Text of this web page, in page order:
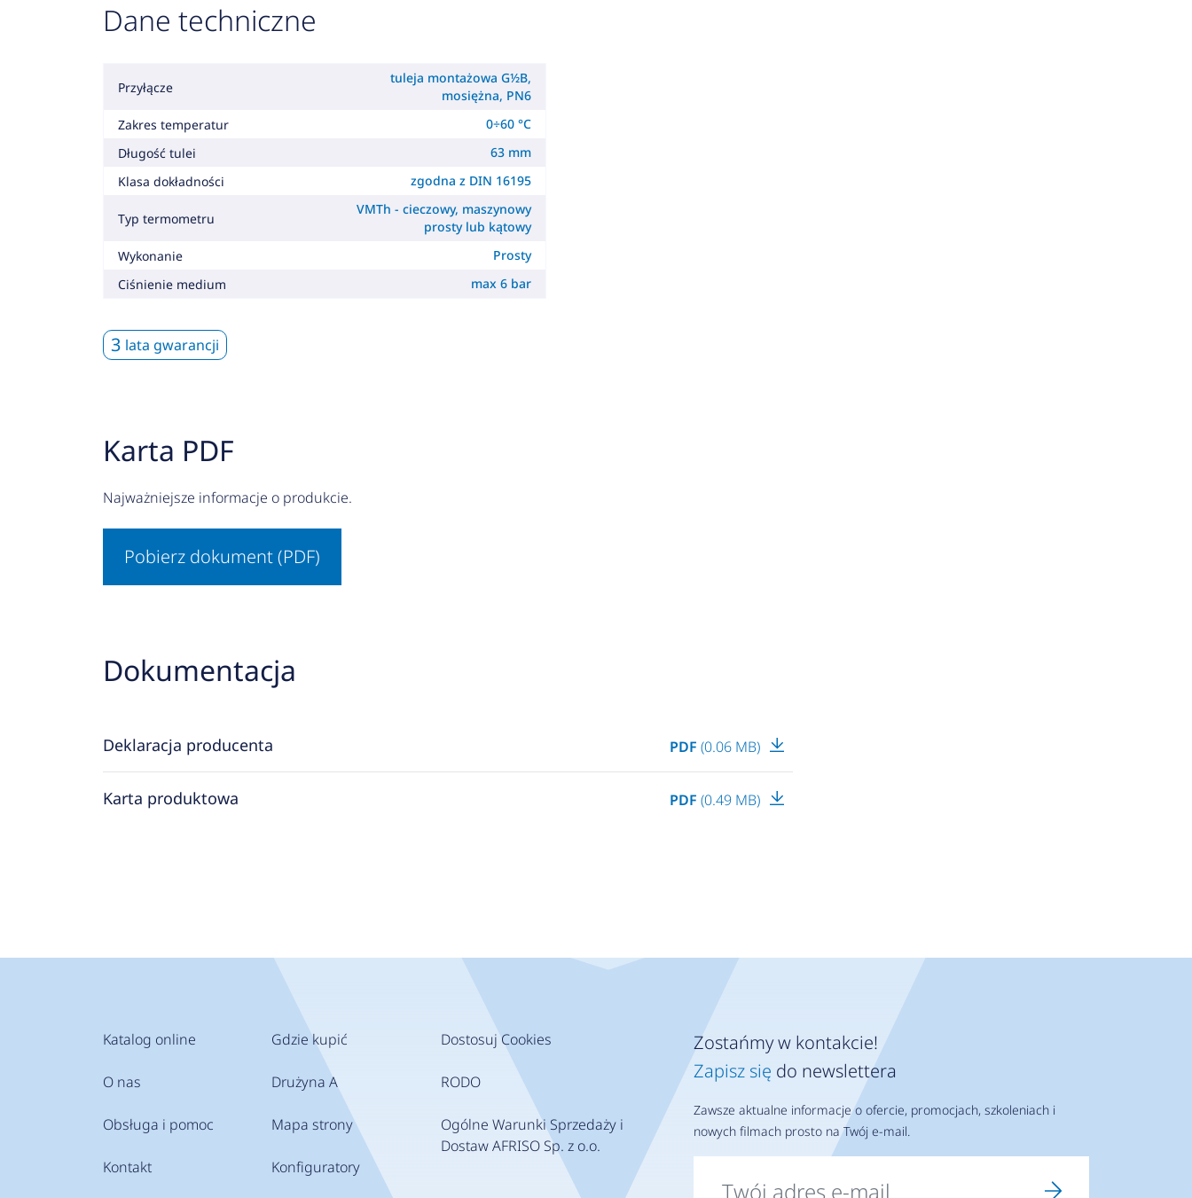
Dane techniczne
Przyłącze
tuleja montażowa G½B,
mosiężna, PN6
Zakres temperatur
0÷60 °C
Długość tulei
63 mm
Klasa dokładności
zgodna z DIN 16195
Typ termometru
VMTh - cieczowy, maszynowy
prosty lub kątowy
Wykonanie
Prosty
Ciśnienie medium
max 6 bar
3 lata gwarancji
Karta PDF
Najważniejsze informacje o produkcie.
Pobierz dokument (PDF)
Dokumentacja
Deklaracja producenta PDF (0.06 MB)
Karta produktowa PDF (0.49 MB)
Katalog online
O nas
Obsługa i pomoc
Kontakt
Gdzie kupić
Drużyna A
Mapa strony
Konfiguratory
Dostosuj Cookies
RODO
Ogólne Warunki Sprzedaży i
Dostaw AFRISO Sp. z o.o.
Zostańmy w kontakcie!
Zapisz się do newslettera
Zawsze aktualne informacje o ofercie, promocjach, szkoleniach i
nowych filmach prosto na Twój e-mail.